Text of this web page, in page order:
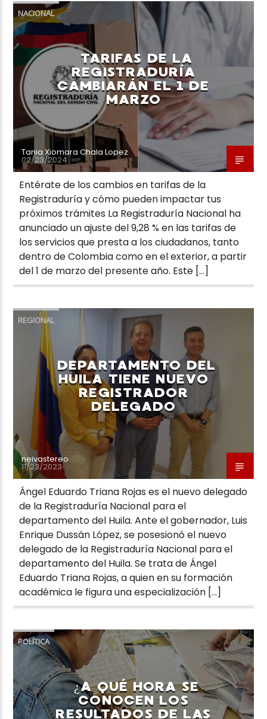
NACIONAL
TARIFAS DE LA
REGISTRADURÍA
CAMBIARÁN EL 1 DE
MARZO
Tania Xiomara Chala Lopez
02/23/2024
Entérate de los cambios en tarifas de la
Registraduría y cómo pueden impactar tus
próximos trámites La Registraduría Nacional ha
anunciado un ajuste del 9,28 % en las tarifas de
los servicios que presta a los ciudadanos, tanto
dentro de Colombia como en el exterior, a partir
del 1 de marzo del presente año. Este […]
REGIONAL
DEPARTAMENTO DEL
HUILA TIENE NUEVO
REGISTRADOR
DELEGADO
neivastereo
11/23/2023
Ángel Eduardo Triana Rojas es el nuevo delegado
de la Registraduría Nacional para el
departamento del Huila. Ante el gobernador, Luis
Enrique Dussán López, se posesionó el nuevo
delegado de la Registraduría Nacional para el
departamento del Huila. Se trata de Ángel
Eduardo Triana Rojas, a quien en su formación
académica le figura una especialización […]
POLÍTICA
¿A QUÉ HORA SE
CONOCEN LOS
RESULTADOS DE LAS